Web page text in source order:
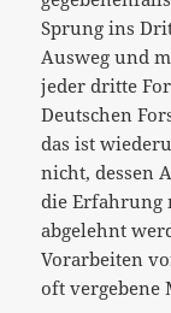
Sprung ins
Ausweg und
jeder dritte
Deutschen
das ist
nicht, dessen
die Erfahrung
abgelehnt
Vorarbeiten
oft vergebene